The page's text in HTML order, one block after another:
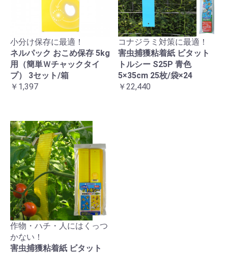
小分け保存に最適！
ネルパック おこめ保存 5kg
用（簡単Ｗチャックタイ
プ） 3セット/箱
￥1,397
コナジラミ対策に最適！
害虫捕獲粘着紙 ビタット
トルシー S25P 青色
5×35cm 25枚/袋×24
￥22,440
作物・ハチ・人にはくっつ
かない！
害虫捕獲粘着紙 ビタット